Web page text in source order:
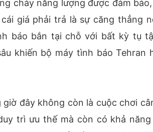
chảy năng lượng được đảm
giá phải trả là sự căng thẳng
báo bắn tại chỗ với bất kỳ tụ
khiến bộ máy tình báo
đây không còn là cuộc chơi
trì ưu thế mà còn có khả